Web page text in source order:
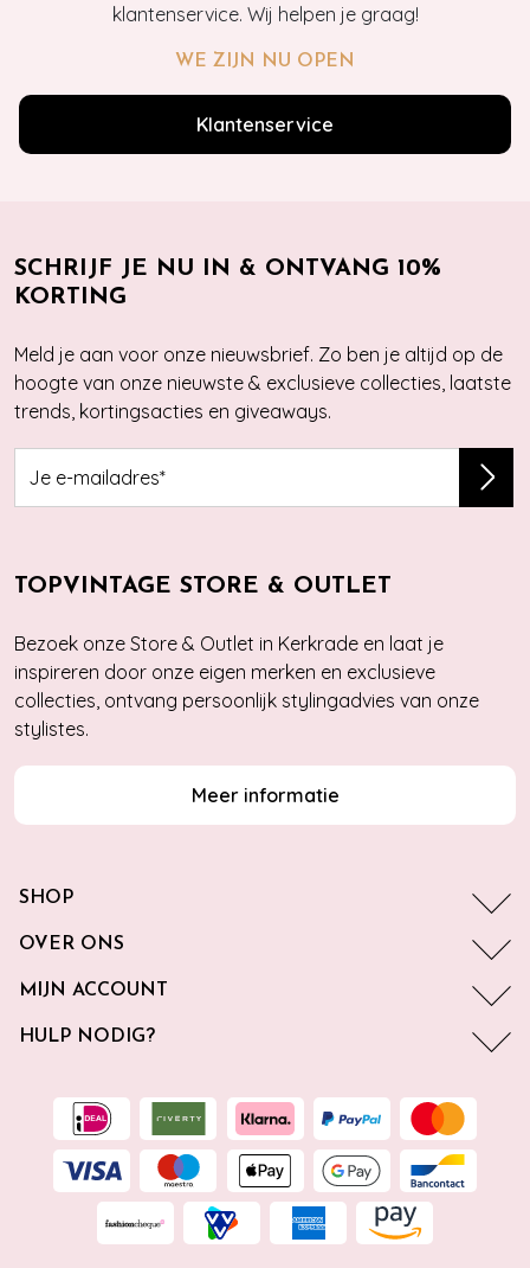
klantenservice. Wij helpen je graag!
WE ZIJN NU OPEN
Klantenservice
SCHRIJF JE NU IN & ONTVANG 10%
KORTING
Meld je aan voor onze nieuwsbrief. Zo ben je altijd op de
hoogte van onze nieuwste & exclusieve collecties, laatste
trends, kortingsacties en giveaways.
TOPVINTAGE STORE & OUTLET
Bezoek onze Store & Outlet in Kerkrade en laat je
inspireren door onze eigen merken en exclusieve
collecties, ontvang persoonlijk stylingadvies van onze
stylistes.
Meer informatie
SHOP
OVER ONS
MIJN ACCOUNT
HULP NODIG?